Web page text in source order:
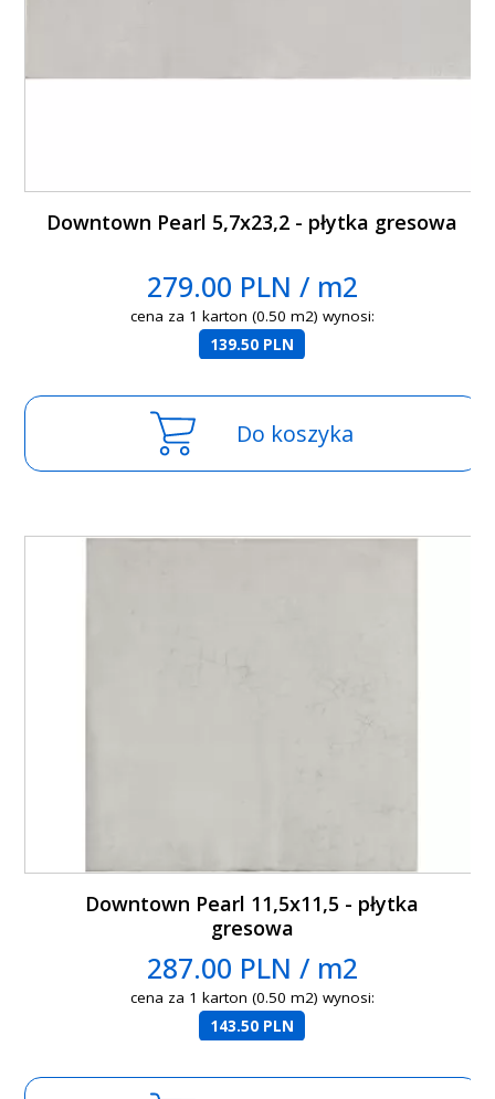
Downtown Pearl 5,7x23,2 - płytka gresowa
279.00 PLN / m2
cena za 1 karton (0.50 m2) wynosi:
139.50 PLN
Do koszyka
Downtown Pearl 11,5x11,5 - płytka
gresowa
287.00 PLN / m2
cena za 1 karton (0.50 m2) wynosi:
143.50 PLN